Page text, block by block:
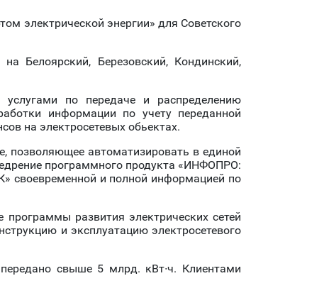
электрической энергии» для Советского
Белоярский, Березовский, Кондинский,
по передаче и распределению
информации по учету переданной
на электросетевых обьектах.
позволяющее автоматизировать в единой
программного продукта «ИНФОПРО:
своевременной и полной информацией по
развития электрических сетей
и эксплуатацию электросетевого
свыше 5 млрд. кВт∙ч. Клиентами